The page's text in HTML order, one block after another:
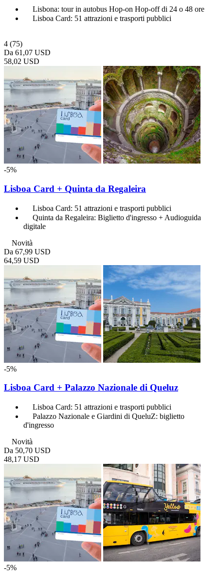
Lisbona: tour in autobus Hop-on Hop-off di 24 o 48 ore
Lisboa Card: 51 attrazioni e trasporti pubblici
4 (75)
Da 61,07 USD
58,02 USD
-5%
Lisboa Card + Quinta da Regaleira
Lisboa Card: 51 attrazioni e trasporti pubblici
Quinta da Regaleira: Biglietto d'ingresso + Audioguida
digitale
Novità
Da 67,99 USD
64,59 USD
-5%
Lisboa Card + Palazzo Nazionale di Queluz
Lisboa Card: 51 attrazioni e trasporti pubblici
Palazzo Nazionale e Giardini di QueluZ: biglietto
d'ingresso
Novità
Da 50,70 USD
48,17 USD
-5%